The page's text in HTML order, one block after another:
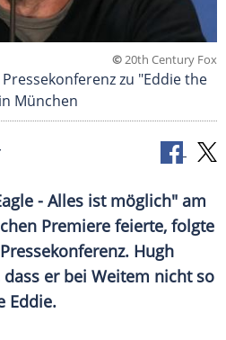
©20th Century Fox
zu "Eddie the
München
- Alles ist möglich" am
Premiere feierte, folgte
Hugh
dass er bei Weitem nicht so
Eddie.